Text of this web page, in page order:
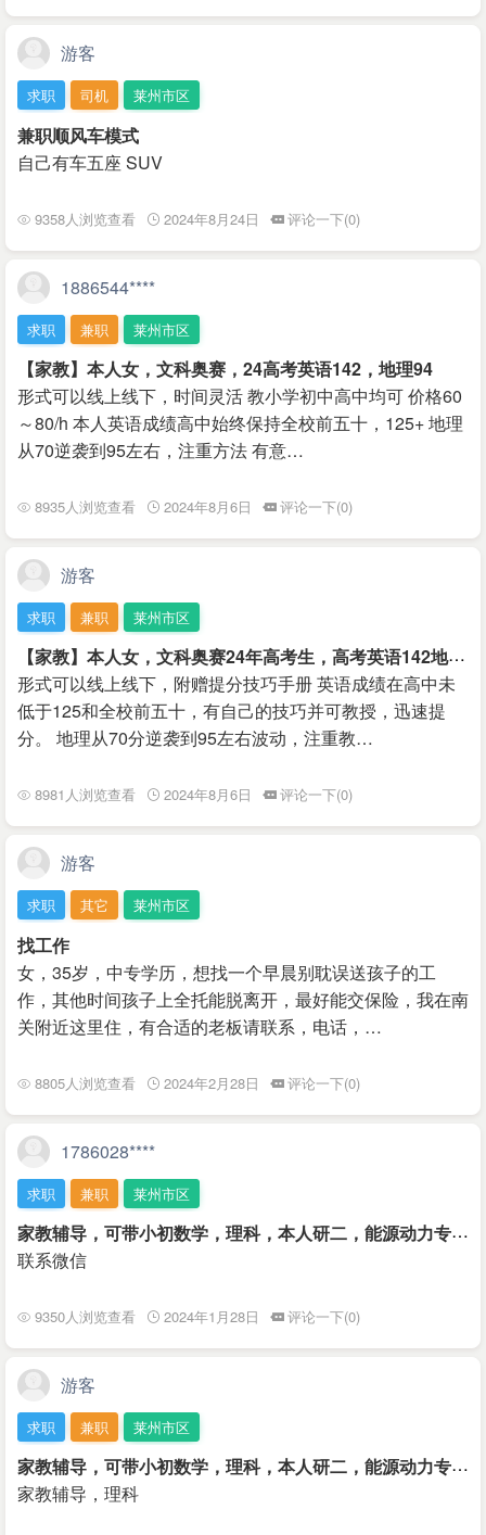
游客
求职 司机 莱州市区
兼职顺风车模式
自己有车五座 SUV
9358人浏览查看 2024年8月24日 评论一下(0)
1886544****
求职 兼职 莱州市区
【家教】本人女，文科奥赛，24高考英语142，地理94
形式可以线上线下，时间灵活 教小学初中高中均可 价格60
～80/h 本人英语成绩高中始终保持全校前五十，125+ 地理
从70逆袭到95左右，注重方法 有意…
8935人浏览查看 2024年8月6日 评论一下(0)
游客
求职 兼职 莱州市区
【
家教】本人女，文科奥赛24年高考生，高考英语142地理94
形式可以线上线下，附赠提分技巧手册 英语成绩在高中未
低于125和全校前五十，有自己的技巧并可教授，迅速提
分。 地理从70分逆袭到95左右波动，注重教…
8981人浏览查看 2024年8月6日 评论一下(0)
游客
求职 其它 莱州市区
找工作
女，35岁，中专学历，想找一个早晨别耽误送孩子的工
作，其他时间孩子上全托能脱离开，最好能交保险，我在南
关附近这里住，有合适的老板请联系，电话，…
8805人浏览查看 2024年2月28日 评论一下(0)
1786028****
求职 兼职 莱州市区
家
教辅导，可带小初数学，理科，本人研二，能源动力专业，家住大原家，附近最好
联系微信
9350人浏览查看 2024年1月28日 评论一下(0)
游客
求职 兼职 莱州市区
家
教辅导，可带小初数学，理科，本人研二，能源动力专业，家住大原家，附近最好
家教辅导，理科